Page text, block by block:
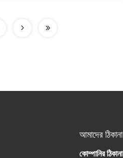
আমাদের ঠিকানা
কোম্পানির ঠিকানা